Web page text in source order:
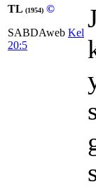
TL (1954) ©
SABDAweb Kel
20:5